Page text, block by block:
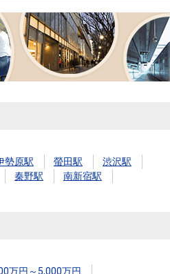
件を
探す
宅ロー
ミュ
住まい1プ
ラス（お
相場
住まい1プ
ガイ
閉じる
勢原駅 螢田駅
渋沢駅
秦野駅
南新宿駅
万円～5,000万円